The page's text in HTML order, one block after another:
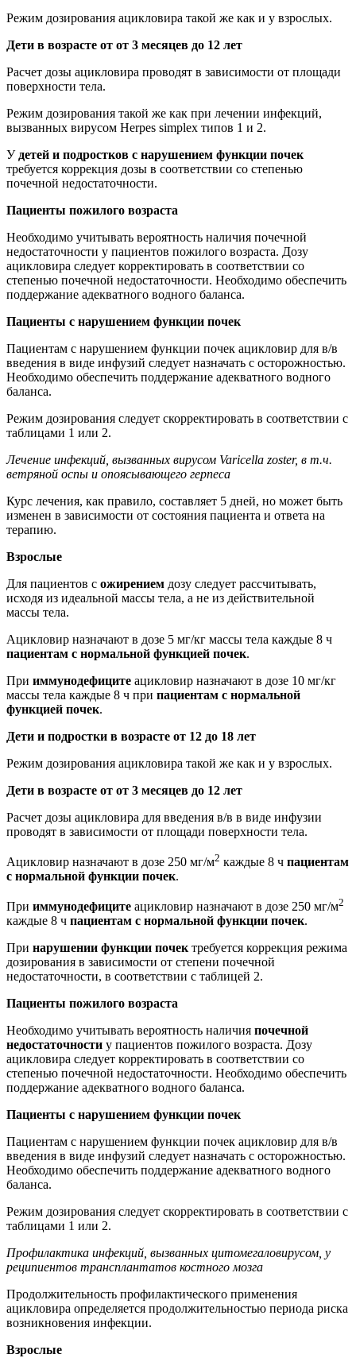
Режим дозирования ацикловира такой же как и у взрослых.
Дети в возрасте от от 3 месяцев до 12 лет
Расчет дозы ацикловира проводят в зависимости от площади
поверхности тела.
Режим дозирования такой же как при лечении инфекций,
вызванных вирусом Herpes simplex типов 1 и 2.
У детей и подростков с нарушением функции почек
требуется коррекция дозы в соответствии со степенью
почечной недостаточности.
Пациенты пожилого возраста
Необходимо учитывать вероятность наличия почечной
недостаточности у пациентов пожилого возраста. Дозу
ацикловира следует корректировать в соответствии со
степенью почечной недостаточности. Необходимо обеспечить
поддержание адекватного водного баланса.
Пациенты с нарушением функции почек
Пациентам с нарушением функции почек ацикловир для в/в
введения в виде инфузий следует назначать с осторожностью.
Необходимо обеспечить поддержание адекватного водного
баланса.
Режим дозирования следует скорректировать в соответствии с
таблицами 1 или 2.
Лечение инфекций, вызванных вирусом Varicella zoster, в т.ч.
ветряной оспы и опоясывающего герпеса
Курс лечения, как правило, составляет 5 дней, но может быть
изменен в зависимости от состояния пациента и ответа на
терапию.
Взрослые
Для пациентов с ожирением дозу следует рассчитывать,
исходя из идеальной массы тела, а не из действительной
массы тела.
Ацикловир назначают в дозе 5 мг/кг массы тела каждые 8 ч
пациентам с нормальной функцией почек.
При иммунодефиците ацикловир назначают в дозе 10 мг/кг
массы тела каждые 8 ч при пациентам с нормальной
функцией почек.
Дети и подростки в возрасте от 12 до 18 лет
Режим дозирования ацикловира такой же как и у взрослых.
Дети в возрасте от от 3 месяцев до 12 лет
Расчет дозы ацикловира для введения в/в в виде инфузии
проводят в зависимости от площади поверхности тела.
Ацикловир назначают в дозе 250 мг/м2 каждые 8 ч пациентам
с нормальной функции почек.
При иммунодефиците ацикловир назначают в дозе 250 мг/м2
каждые 8 ч пациентам с нормальной функции почек.
При нарушении функции почек требуется коррекция режима
дозирования в зависимости от степени почечной
недостаточности, в соответствии с таблицей 2.
Пациенты пожилого возраста
Необходимо учитывать вероятность наличия почечной
недостаточности у пациентов пожилого возраста. Дозу
ацикловира следует корректировать в соответствии со
степенью почечной недостаточности. Необходимо обеспечить
поддержание адекватного водного баланса.
Пациенты с нарушением функции почек
Пациентам с нарушением функции почек ацикловир для в/в
введения в виде инфузий следует назначать с осторожностью.
Необходимо обеспечить поддержание адекватного водного
баланса.
Режим дозирования следует скорректировать в соответствии с
таблицами 1 или 2.
Профилактика инфекций, вызванных цитомегаловирусом, у
реципиентов трансплантатов костного мозга
Продолжительность профилактического применения
ацикловира определяется продолжительностью периода риска
возникновения инфекции.
Взрослые